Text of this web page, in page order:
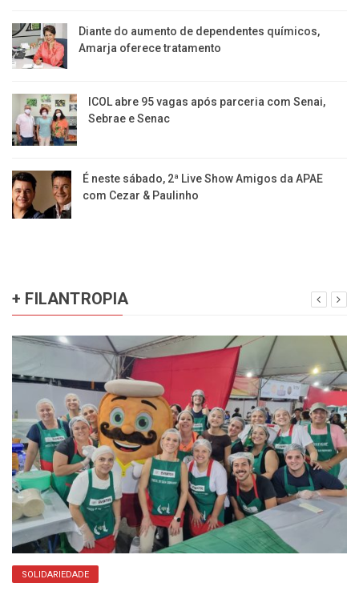
Diante do aumento de dependentes químicos,
Amarja oferece tratamento
ICOL abre 95 vagas após parceria com Senai,
Sebrae e Senac
É neste sábado, 2ª Live Show Amigos da APAE
com Cezar & Paulinho
+ FILANTROPIA
SOLIDARIEDADE